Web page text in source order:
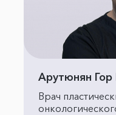
Арутюнян Гор
Врач